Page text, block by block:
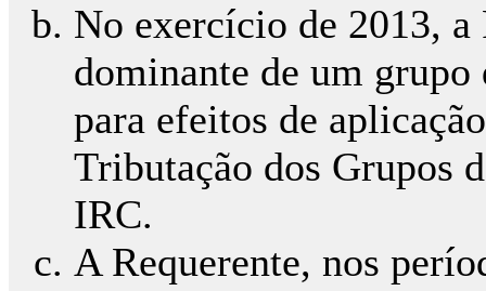
No exercício de 2013, a
dominante de um
para efeitos de
Tributação dos Grupos
IRC.
A Requerente, nos